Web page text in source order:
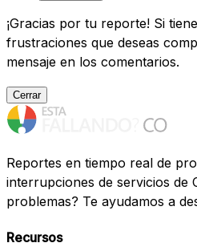
¡Gracias por tu reporte! Si
frustraciones que deseas
mensaje en los comentarios.
Cerrar
Reportes en tiempo real de
interrupciones de servicios de
problemas? Te ayudamos a
Recursos